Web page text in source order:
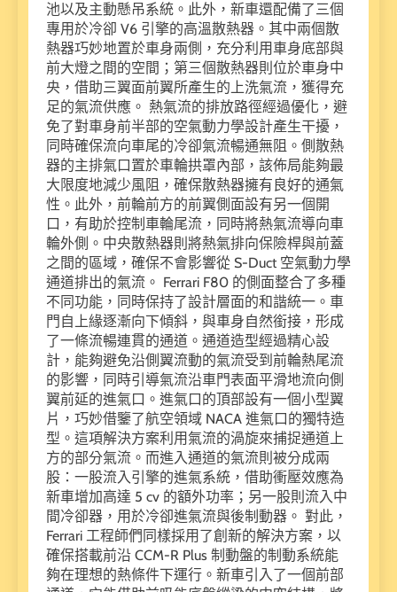
池以及主動懸吊系統。此外，新車還配備了三個
專用於冷卻 V6 引擎的高溫散熱器。其中兩個散
熱器巧妙地置於車身兩側，充分利用車身底部與
前大燈之間的空間；第三個散熱器則位於車身中
央，借助三翼面前翼所產生的上洗氣流，獲得充
足的氣流供應。 熱氣流的排放路徑經過優化，避
免了對車身前半部的空氣動力學設計產生干擾，
同時確保流向車尾的冷卻氣流暢通無阻。側散熱
器的主排氣口置於車輪拱罩內部，該佈局能夠最
大限度地減少風阻，確保散熱器擁有良好的通氣
性。此外，前輪前方的前翼側面設有另一個開
口，有助於控制車輪尾流，同時將熱氣流導向車
輪外側。中央散熱器則將熱氣排向保險桿與前蓋
之間的區域，確保不會影響從 S-Duct 空氣動力學
通道排出的氣流。 Ferrari F80 的側面整合了多種
不同功能，同時保持了設計層面的和諧統一。車
門自上緣逐漸向下傾斜，與車身自然銜接，形成
了一條流暢連貫的通道。通道造型經過精心設
計，能夠避免沿側翼流動的氣流受到前輪熱尾流
的影響，同時引導氣流沿車門表面平滑地流向側
翼前延的進氣口。進氣口的頂部設有一個小型翼
片，巧妙借鑒了航空領域 NACA 進氣口的獨特造
型。這項解決方案利用氣流的渦旋來捕捉通道上
方的部分氣流。而進入通道的氣流則被分成兩
股：一股流入引擎的進氣系統，借助衝壓效應為
新車增加高達 5 cv 的額外功率；另一股則流入中
間冷卻器，用於冷卻進氣流與後制動器。 對此，
Ferrari 工程師們同樣採用了創新的解決方案，以
確保搭載前沿 CCM-R Plus 制動盤的制動系統能
夠在理想的熱條件下運行。新車引入了一個前部